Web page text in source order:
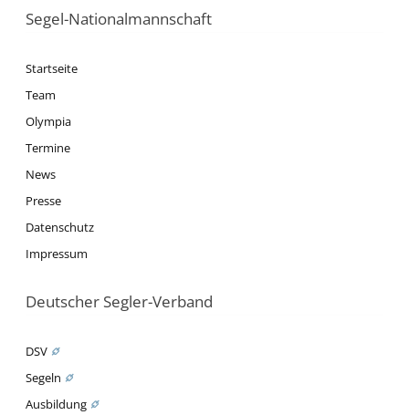
Segel-Nationalmannschaft
Startseite
Team
Olympia
Termine
News
Presse
Datenschutz
Impressum
Deutscher Segler-Verband
DSV
Segeln
Ausbildung